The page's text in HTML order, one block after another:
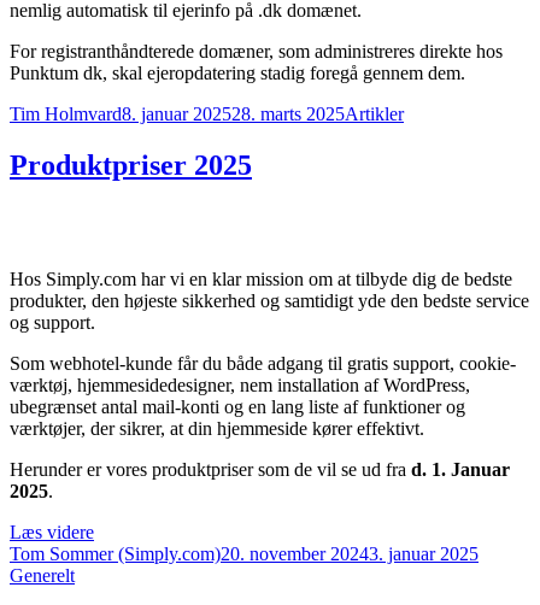
nemlig automatisk til ejerinfo på .dk domænet.
For registranthåndterede domæner, som administreres direkte hos
Punktum dk, skal ejeropdatering stadig foregå gennem dem.
Forfatter
Tim HolmvardUdgivet
8. januar 202528. marts 2025Kategorier
Artikler
Produktpriser 2025
Hos Simply.com har vi en klar mission om at tilbyde dig de bedste
produkter, den højeste sikkerhed og samtidigt yde den bedste service
og support.
Som webhotel-kunde får du både adgang til gratis support, cookie-
værktøj, hjemmesidedesigner, nem installation af WordPress,
ubegrænset antal mail-konti og en lang liste af funktioner og
værktøjer, der sikrer, at din hjemmeside kører effektivt.
Herunder er vores produktpriser som de vil se ud fra d. 1. Januar
2025.
Læs videre“Produktpriser
2025”
Forfatter
Tom Sommer (Simply.com)Udgivet
20. november 20243. januar 2025
Generelt